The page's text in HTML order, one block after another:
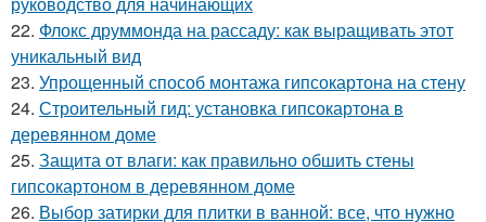
22. Флокс друммонда на рассаду: как выращивать этот
уникальный вид
23. Упрощенный способ монтажа гипсокартона на стену
24. Строительный гид: установка гипсокартона в
деревянном доме
25. Защита от влаги: как правильно обшить стены
гипсокартоном в деревянном доме
26. Выбор затирки для плитки в ванной: все, что нужно